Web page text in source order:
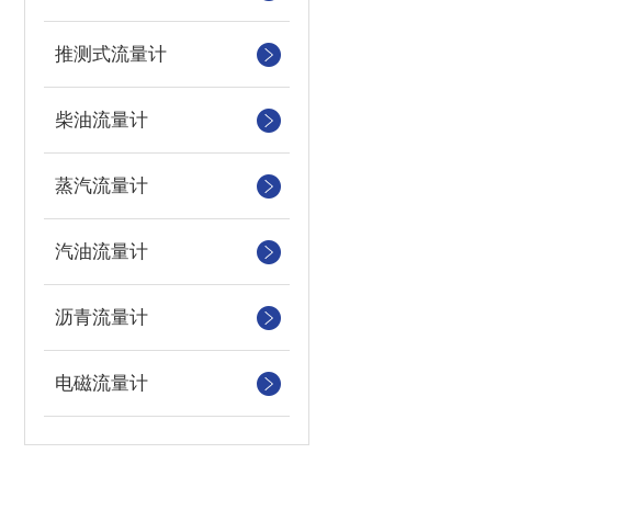
推测式流量计
柴油流量计
蒸汽流量计
汽油流量计
沥青流量计
电磁流量计